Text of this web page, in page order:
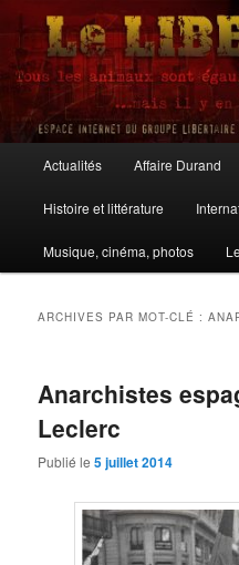
Aller
contenu
principal
Aller
contenu
secondaire
Le Libertaire
principal
Actualités Affaire Durand
Histoire et littérature
Musique, cinéma, photos
ARCHIVES PAR MOT-CLÉ :
Anarchistes
Leclerc
Publié le5 juillet 2014